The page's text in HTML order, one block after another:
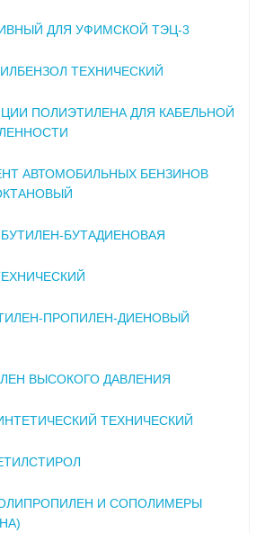
ДЛЯ УФИМСКОЙ ТЭЦ-3
ТЕХНИЧЕСКИЙ
ПОЛИЭТИЛЕНА ДЛЯ КАБЕЛЬНОЙ
АВТОМОБИЛЬНЫХ БЕНЗИНОВ
БУТАДИЕНОВАЯ
ПРОПИЛЕН-ДИЕНОВЫЙ
ВЫСОКОГО ДАВЛЕНИЯ
ТЕХНИЧЕСКИЙ
И СОПОЛИМЕРЫ